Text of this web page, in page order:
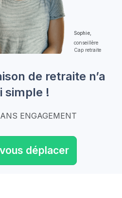
Sophie,
conseillère
Cap retraite
de retraite n’a
simple !
ENGAGEMENT
déplacer